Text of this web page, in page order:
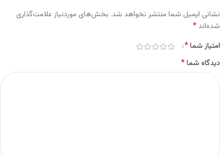
نشانی ایمیل شما منتشر نخواهد شد. بخش‌های موردنیاز علامت‌گذاری
شده‌اند *
امتیاز شما*
دیدگاه شما*